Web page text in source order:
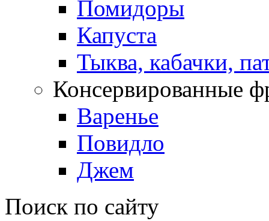
Помидоры
Капуста
Тыква, кабачки,
Консервированные
Варенье
Повидло
Джем
Поиск по сайту